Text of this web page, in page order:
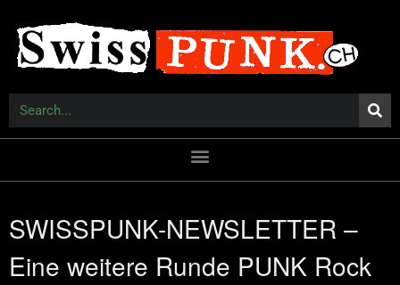
SWISSPUNK-NEWSLETTER –
Eine weitere Runde PUNK Rock